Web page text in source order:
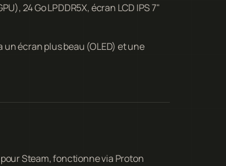
24 Go LPDDR5X, écran LCD IPS 7"
un écran plus beau (OLED) et une
Steam, fonctionne via Proton